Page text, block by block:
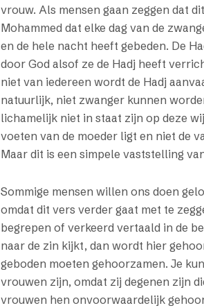
vrouw. Als mensen gaan zeggen dat
Mohammed dat elke dag van de
en de hele nacht heeft gebeden. De
door God alsof ze de Hadj heeft
niet van iedereen wordt de Hadj
natuurlijk, niet zwanger kunnen
lichamelijk niet in staat zijn op deze
voeten van de moeder ligt en niet de
Maar dit is een simpele vaststelling
Sommige mensen willen ons doen
omdat dit vers verder gaat met te
begrepen of verkeerd vertaald in de
naar de zin kijkt, dan wordt hier
geboden moeten gehoorzamen. Je
vrouwen zijn, omdat zij degenen zijn
vrouwen hen onvoorwaardelijk